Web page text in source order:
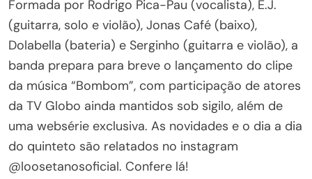
Formada por Rodrigo Pica-Pau (vocalista), E.J.
(guitarra, solo e violão), Jonas Café (baixo),
Dolabella (bateria) e Serginho (guitarra e violão), a
banda prepara para breve o lançamento do clipe
da música “Bombom”, com participação de atores
da TV Globo ainda mantidos sob sigilo, além de
uma websérie exclusiva. As novidades e o dia a dia
do quinteto são relatados no instagram
@loosetanosoficial. Confere lá!